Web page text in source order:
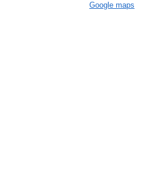
Google maps